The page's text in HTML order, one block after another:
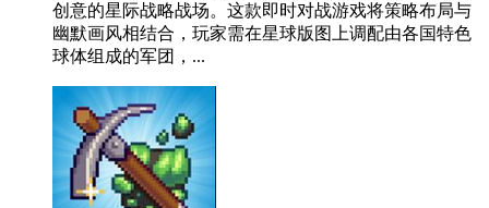
创意的星际战略战场。这款即时对战游戏将策略布局与
幽默画风相结合，玩家需在星球版图上调配由各国特色
球体组成的军团，...